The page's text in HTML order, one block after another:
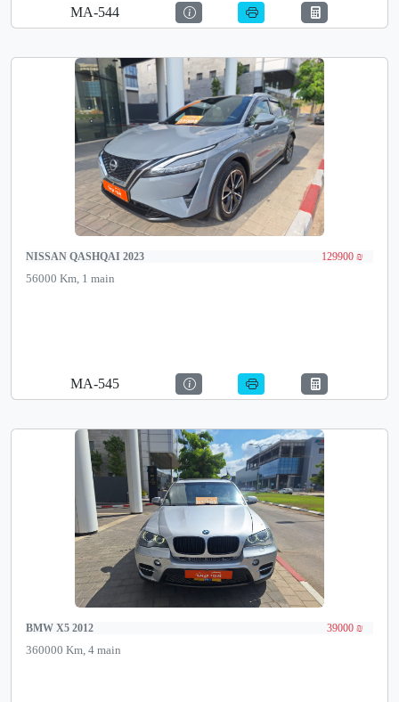
MA-544
NISSAN QASHQAI 2023 129900 ₪
56000 Km, 1 main
MA-545
BMW X5 2012 39000 ₪
360000 Km, 4 main